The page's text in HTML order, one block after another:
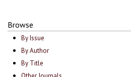
Browse
By Issue
By Author
By Title